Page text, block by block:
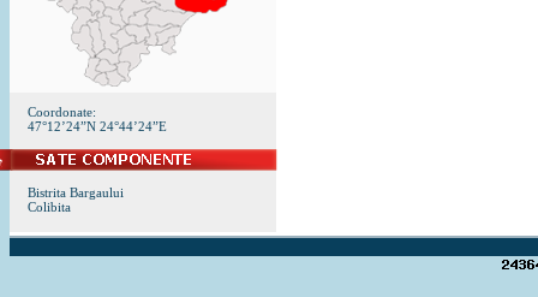
Coordonate:
47°12’24”N 24°44’24”E
Bistrita Bargaului
Colibita